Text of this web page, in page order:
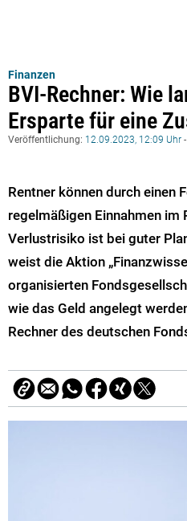
Finanzen
BVI-Rechner: Wie
Ersparte für eine
Veröffentlichung: 12.09.2023, 12:09 Uhr
Rentner können durch einen
regelmäßigen Einnahmen im
Verlustrisiko ist bei guter
weist die Aktion
organisierten
wie das Geld angelegt
Rechner des deutschen